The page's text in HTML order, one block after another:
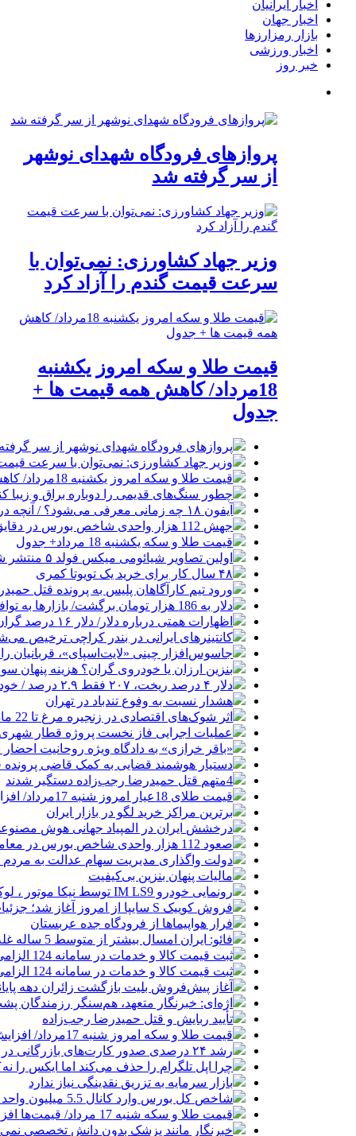
اخبار ایرانیان
اخبار جهان
بازار رمزارزها
اخبار ورزشی
خبر روز
پروازهای فرودگاه شهدای نوشهر
از سر گرفته شد
وزیر جهاد کشاورزی: نمی‌توان با
سرعت قیمت گندم را آزاد کرد
قیمت طلا و سکه امروز یکشنبه
18مرداد/ کاهش همه قیمت ها +
جدول
پروازهای فرودگاه شهدای نوشهر از سر
وزیر جهاد کشاورزی: نمی‌توان با سرعت قیمت
قیمت طلا و سکه امروز یکشنبه 18مرداد/ کاهش همه قیمت ها + جدول
چطور سنگ‌های قدیمی را دوباره براق و زیبا
آیفون ۱۸ چه زمانی معرفی می‌شود؟ / آنچه درباره گوشی جدید اپل می‌دانیم
جهش 112 هزار واحدی شاخص بورس در دقایق ابتدایی معاملات امروز
قیمت طلا و سکه یکشنبه 18 مرداد+ جدول
اولین تصاویر شیائومی میکس فولد ۵ منتشر شد
۴۸ سال کار برای خرید یک تویوتا کمری
ورود تیم کارآگاهان پلیس به پرونده قتل
دلار به 186 هزار تومان برگشت/ بازارها به توافق احتمالی هرمز چه واکنشی نشان دادند؟
اظهارات همتی درباره دلار/ دلار ۱۶ درصد گران شده؛ این افزایش طبیعی است
کانتینرهای ایرانی در بندر کراچی ترخیص می‌شود| تخفیف ۸۰ درصدی برای
جاسوس‌افزار چینی «لایت‌اسپای»، قربانیان را در ۱۳ کشور ازجمله آمریکا
بنزین ارزان یا خودروی گران؟ هزینه
دلار ۴ درصد ریخت، ۲۰۷ فقط ۲.۹ درصد / خودرو زیر فشار دلار کوتاه می‌آید؟
هشدار نسبت به وفوع تندباد در تهران
اثر شوک‌های اقتصادی در زنجیره مرغ تا 22 ماه باقی می‌ماند
عملیات اجرایی فاز نخست پروژه قطار
«باقر خرازی» به دادگاه ویژه روحانیت
دستیار هوشمند قضایی به کمک قاضی پرونده
4متهم قتل حمیدرضا رجب‌زاده دستگیر شدند
قیمت طلای 18عیار امروز شنبه 17مرداد/ افزایش قیمت + جدول و جزئیات
برترین مراکز خرید لگو در بازار ایران
درخشش ایران در المپیاد جهانی هوش
صعود 112 هزار واحدی شاخص بورس در معاملات امروز
دولت واگذاری مدیریت سهام عدالت به مردم
مالیات پنهان بنزین بی‌کیفیت
رونمایی خودرو IM LS9 توسط نیکا موتور ، لوکس ترین شاسی بلند EREV در ایران
فروش کوییک S سایپا از امروز آغاز شد؛ جزئیات ثبت‌نام و شرایط
فرار هواپیماها از فرودگاه جده عربستان
فائو: ایران امسال بیشتر از متوسط 5 ساله غله تولید می‌کند
ثبت قیمت کالا و خدمات در سامانه 124 الزامی شد
ثبت قیمت کالا و خدمات در سامانه 124 الزامی شد
آغاز پیش‌فروش بلیت بازگشت زائران دهه
اژه‌ای: خبرنگار متعهد، هم‌سنگر رزمندگان
تأیید ربایش و قتل حمیدرضا رجب‌زاده
قیمت طلا و سکه امروز شنبه 17مرداد/ افزایش همه قیمت ها + جدول و جزئیات
رشد ۲۴ درصدی صدور کارت‌های بازرگانی در گرگان
چرا اپل تلگرام را حذف می‌کند اما ایکس را
بازار سرمایه به تزریق نقدینگی نیاز ندارد
شاخص کل بورس وارد کانال 5.5 میلیون واحد شد
قیمت طلا و سکه شنبه 17 مرداد/ قیمت‌ها افزایشی
خبرنگار مانند پزشک بدون دانش تخصصی